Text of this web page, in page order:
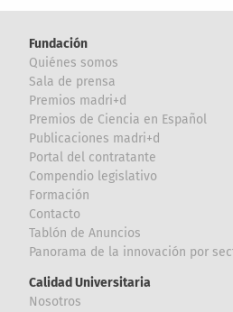
Fundación
Quiénes somos
Sala de prensa
Premios madri+d
Premios de Ciencia en Español
Publicaciones madri+d
Portal del contratante
Compendio legislativo
Formación
Contacto
Tablón de Anuncios
Panorama de la innovación por
Calidad Universitaria
Nosotros